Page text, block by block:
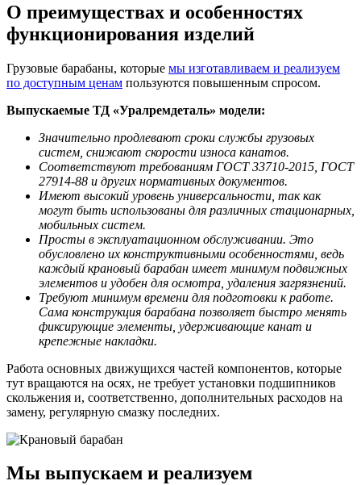
О преимуществах и особенностях
функционирования изделий
Грузовые барабаны, которые мы изготавливаем и реализуем
по доступным ценам пользуются повышенным спросом.
Выпускаемые ТД «Уралремдеталь» модели:
Значительно продлевают сроки службы грузовых
систем, снижают скорости износа канатов.
Соответствуют требованиям ГОСТ 33710-2015, ГОСТ
27914-88 и других нормативных документов.
Имеют высокий уровень универсальности, так как
могут быть использованы для различных стационарных,
мобильных систем.
Просты в эксплуатационном обслуживании. Это
обусловлено их конструктивными особенностями, ведь
каждый крановый барабан имеет минимум подвижных
элементов и удобен для осмотра, удаления загрязнений.
Требуют минимум времени для подготовки к работе.
Сама конструкция барабана позволяет быстро менять
фиксирующие элементы, удерживающие канат и
крепежные накладки.
Работа основных движущихся частей компонентов, которые
тут вращаются на осях, не требует установки подшипников
скольжения и, соответственно, дополнительных расходов на
замену, регулярную смазку последних.
Мы выпускаем и реализуем